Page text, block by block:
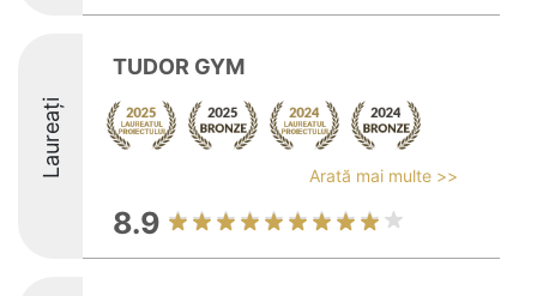
Laureați
TUDOR GYM
Arată mai multe >>
8.9